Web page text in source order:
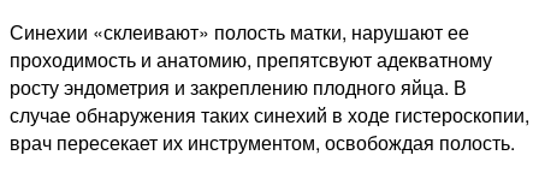
Синехии «склеивают» полость матки, нарушают ее
проходимость и анатомию, препятсвуют адекватному
росту эндометрия и закреплению плодного яйца. В
случае обнаружения таких синехий в ходе гистероскопии,
врач пересекает их инструментом, освобождая полость.